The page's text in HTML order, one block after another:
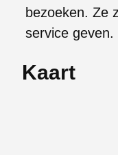
bezoeken. Ze
service geven.
Kaart